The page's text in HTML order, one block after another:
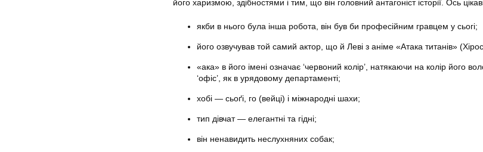
його харизмою, здібностями і тим, що він головний антагоніст історії. Ось
якби в нього була інша робота, він був би професійним гравцем у сьогі;
його озвучував той самий актор, що й Леві з аніме «Атака титанів»
«ака» в його імені означає ‘червоний колір’, натякаючи на колір його
‘офіс’, як в урядовому департаменті;
хобі — сьоґі, го (вейці) і міжнародні шахи;
тип дівчат — елегантні та гідні;
він ненавидить неслухняних собак;